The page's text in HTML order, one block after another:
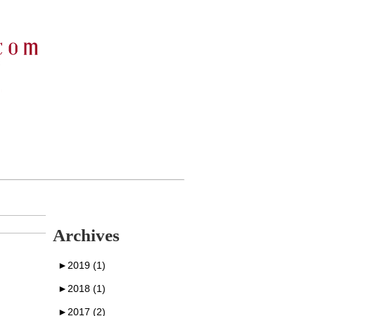
Archives
► 2019 (1)
► 2018 (1)
► 2017 (2)